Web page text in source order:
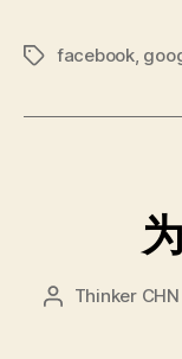
标
facebook,
文 Thinker CHN